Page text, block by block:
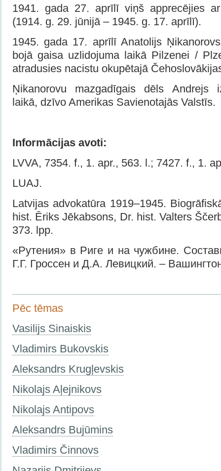
1941. gada 27. aprīlī viņš apprecējies
(1914. g. 29. jūnijā – 1945. g. 17. aprīlī).
1945. gada 17. aprīlī Anatolijs
bojā gaisa uzlidojuma laikā Pilzenei /
atradusies nacistu okupētajā
Ņikanorovu mazgadīgais dēls Andrejs
laikā, dzīvo Amerikas Savienotajās Valstīs.
Informācijas avoti:
LVVA, 7354. f., 1. apr., 563. l.; 7427. f., 1.
LUAJ.
Latvijas advokatūra 1919–1945.
hist. Ēriks Jēkabsons, Dr. hist. Valters
373. lpp.
«Рутения» в Риге и на чужбине.
Г.Г. Гроссен и Д.А. Левицкий. –
Pēc tēmas
Vasilijs Sinaiskis
Vladimirs Bukovskis
Aleksandrs Krugļevskis
Nikolajs Aļejnikovs
Nikolajs Antipovs
Aleksandrs Bujūmins
Vladimirs Činnovs